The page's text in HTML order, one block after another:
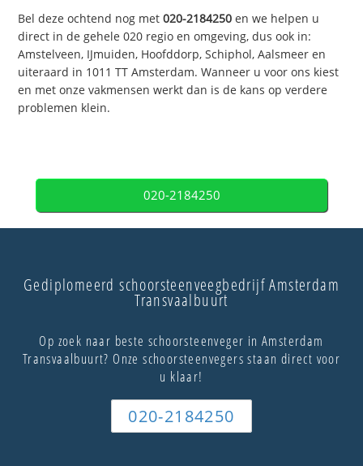
Bel deze ochtend nog met020-2184250 en we helpen u
direct in de gehele 020 regio en omgeving, dus ook in:
Amstelveen, IJmuiden, Hoofddorp, Schiphol, Aalsmeer en
uiteraard in 1011 TT Amsterdam. Wanneer u voor ons kiest
en met onze vakmensen werkt dan is de kans op verdere
problemen klein.
020-2184250
Gediplomeerd schoorsteenveegbedrijf Amsterdam
Transvaalbuurt
Op zoek naar beste schoorsteenveger in Amsterdam
Transvaalbuurt? Onze schoorsteenvegers staan direct voor
u klaar!
020-2184250